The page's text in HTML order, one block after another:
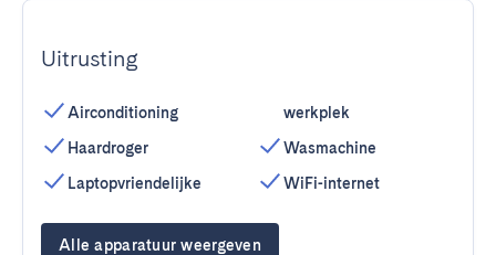
Uitrusting
Airconditioning
Haardroger
Laptopvriendelijke
werkplek
Wasmachine
WiFi-internet
Alle apparatuur weergeven